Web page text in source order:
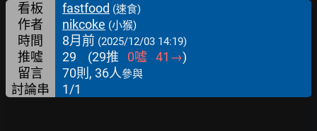
看板 fastfood (速食)
作者 nikcoke (小猴)
時間 8月前 (2025/12/03 14:19)
推噓 29 (29推 0噓 41 →)
留言
70則, 36人參與
討論串 1/1